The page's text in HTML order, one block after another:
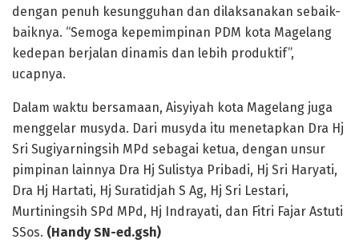
dengan penuh kesungguhan dan dilaksanakan sebaik-
baiknya. “Semoga kepemimpinan PDM kota Magelang
kedepan berjalan dinamis dan lebih produktif”,
ucapnya.
Dalam waktu bersamaan, Aisyiyah kota Magelang juga
menggelar musyda. Dari musyda itu menetapkan Dra Hj
Sri Sugiyarningsih MPd sebagai ketua, dengan unsur
pimpinan lainnya Dra Hj Sulistya Pribadi, Hj Sri Haryati,
Dra Hj Hartati, Hj Suratidjah S Ag, Hj Sri Lestari,
Murtiningsih SPd MPd, Hj Indrayati, dan Fitri Fajar Astuti
SSos. (Handy SN-ed.gsh)